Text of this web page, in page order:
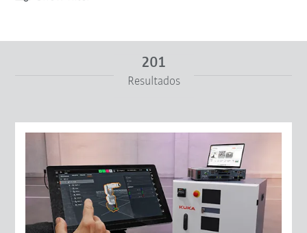
Restablecer filtro
201
Resultados